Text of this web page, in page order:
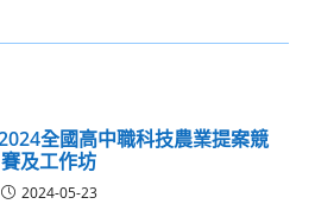
全國高中職科技農業提案競
賽及工作坊
2024-05-23